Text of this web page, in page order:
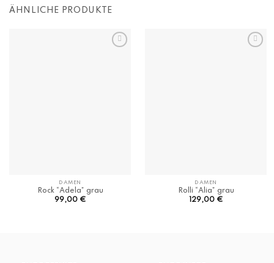
ÄHNLICHE PRODUKTE
DAMEN
Rock “Adela” grau
99,00 €
DAMEN
Rolli “Alia” grau
129,00 €